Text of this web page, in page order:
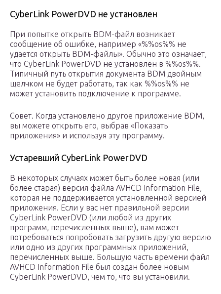
CyberLink PowerDVD не установлен
При попытке открыть BDM-файл возникает
сообщение об ошибке, например «%%os%% не
удается открыть BDM-файлы». Обычно это означает,
что CyberLink PowerDVD не установлен в %%os%%.
Типичный путь открытия документа BDM двойным
щелчком не будет работать, так как %%os%% не
может установить подключение к программе.
Совет. Когда установлено другое приложение BDM,
вы можете открыть его, выбрав «Показать
приложения» и используя эту программу.
Устаревший CyberLink PowerDVD
В некоторых случаях может быть более новая (или
более старая) версия файла AVHCD Information File,
которая не поддерживается установленной версией
приложения. Если у вас нет правильной версии
CyberLink PowerDVD (или любой из других
программ, перечисленных выше), вам может
потребоваться попробовать загрузить другую версию
или одно из других программных приложений,
перечисленных выше. Большую часть времени файл
AVHCD Information File был создан более новым
CyberLink PowerDVD, чем то, что вы установили.